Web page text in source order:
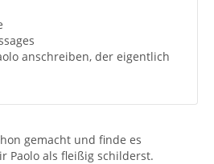
anschreiben, der eigentlich
gemacht und finde es
Paolo als fleißig schilderst.